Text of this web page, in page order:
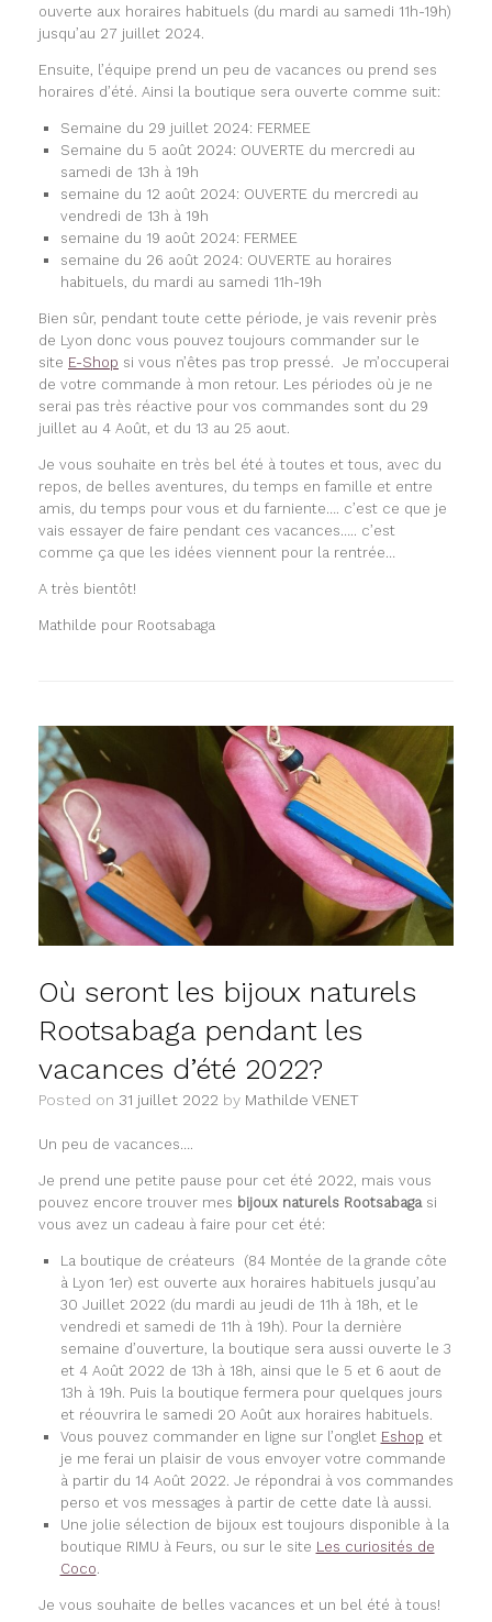
ouverte aux horaires habituels (du mardi au samedi 11h-19h)
jusqu’au 27 juillet 2024.
Ensuite, l’équipe prend un peu de vacances ou prend ses
horaires d’été. Ainsi la boutique sera ouverte comme suit:
Semaine du 29 juillet 2024: FERMEE
Semaine du 5 août 2024: OUVERTE du mercredi au
samedi de 13h à 19h
semaine du 12 août 2024: OUVERTE du mercredi au
vendredi de 13h à 19h
semaine du 19 août 2024: FERMEE
semaine du 26 août 2024: OUVERTE au horaires
habituels, du mardi au samedi 11h-19h
Bien sûr, pendant toute cette période, je vais revenir près
de Lyon donc vous pouvez toujours commander sur le
site E-Shop si vous n’êtes pas trop pressé. Je m’occuperai
de votre commande à mon retour. Les périodes où je ne
serai pas très réactive pour vos commandes sont du 29
juillet au 4 Août, et du 13 au 25 aout.
Je vous souhaite en très bel été à toutes et tous, avec du
repos, de belles aventures, du temps en famille et entre
amis, du temps pour vous et du farniente…. c’est ce que je
vais essayer de faire pendant ces vacances….. c’est
comme ça que les idées viennent pour la rentrée…
A très bientôt!
Mathilde pour Rootsabaga
Où seront les bijoux naturels
Rootsabaga pendant les
vacances d’été 2022?
Posted on 31 juillet 2022 by Mathilde VENET
Un peu de vacances….
Je prend une petite pause pour cet été 2022, mais vous
pouvez encore trouver mes bijoux naturels Rootsabaga si
vous avez un cadeau à faire pour cet été:
La boutique de créateurs (84 Montée de la grande côte
à Lyon 1er) est ouverte aux horaires habituels jusqu’au
30 Juillet 2022 (du mardi au jeudi de 11h à 18h, et le
vendredi et samedi de 11h à 19h). Pour la dernière
semaine d’ouverture, la boutique sera aussi ouverte le 3
et 4 Août 2022 de 13h à 18h, ainsi que le 5 et 6 aout de
13h à 19h. Puis la boutique fermera pour quelques jours
et réouvrira le samedi 20 Août aux horaires habituels.
Vous pouvez commander en ligne sur l’onglet Eshop et
je me ferai un plaisir de vous envoyer votre commande
à partir du 14 Août 2022. Je répondrai à vos commandes
perso et vos messages à partir de cette date là aussi.
Une jolie sélection de bijoux est toujours disponible à la
boutique RIMU à Feurs, ou sur le site Les curiosités de
Coco
Je vous souhaite de belles vacances et un bel été à tous!